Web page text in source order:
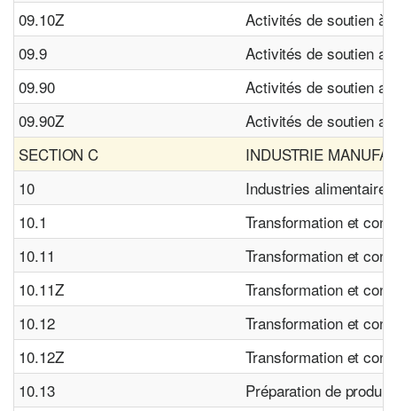
09.10Z
Activités de soutien à
09.9
Activités de soutien
09.90
Activités de soutien
09.90Z
Activités de soutien
SECTION C
INDUSTRIE
10
Industries alimentaires
10.1
Transformation et
10.11
Transformation et
10.11Z
Transformation et
10.12
Transformation et
10.12Z
Transformation et
10.13
Préparation de